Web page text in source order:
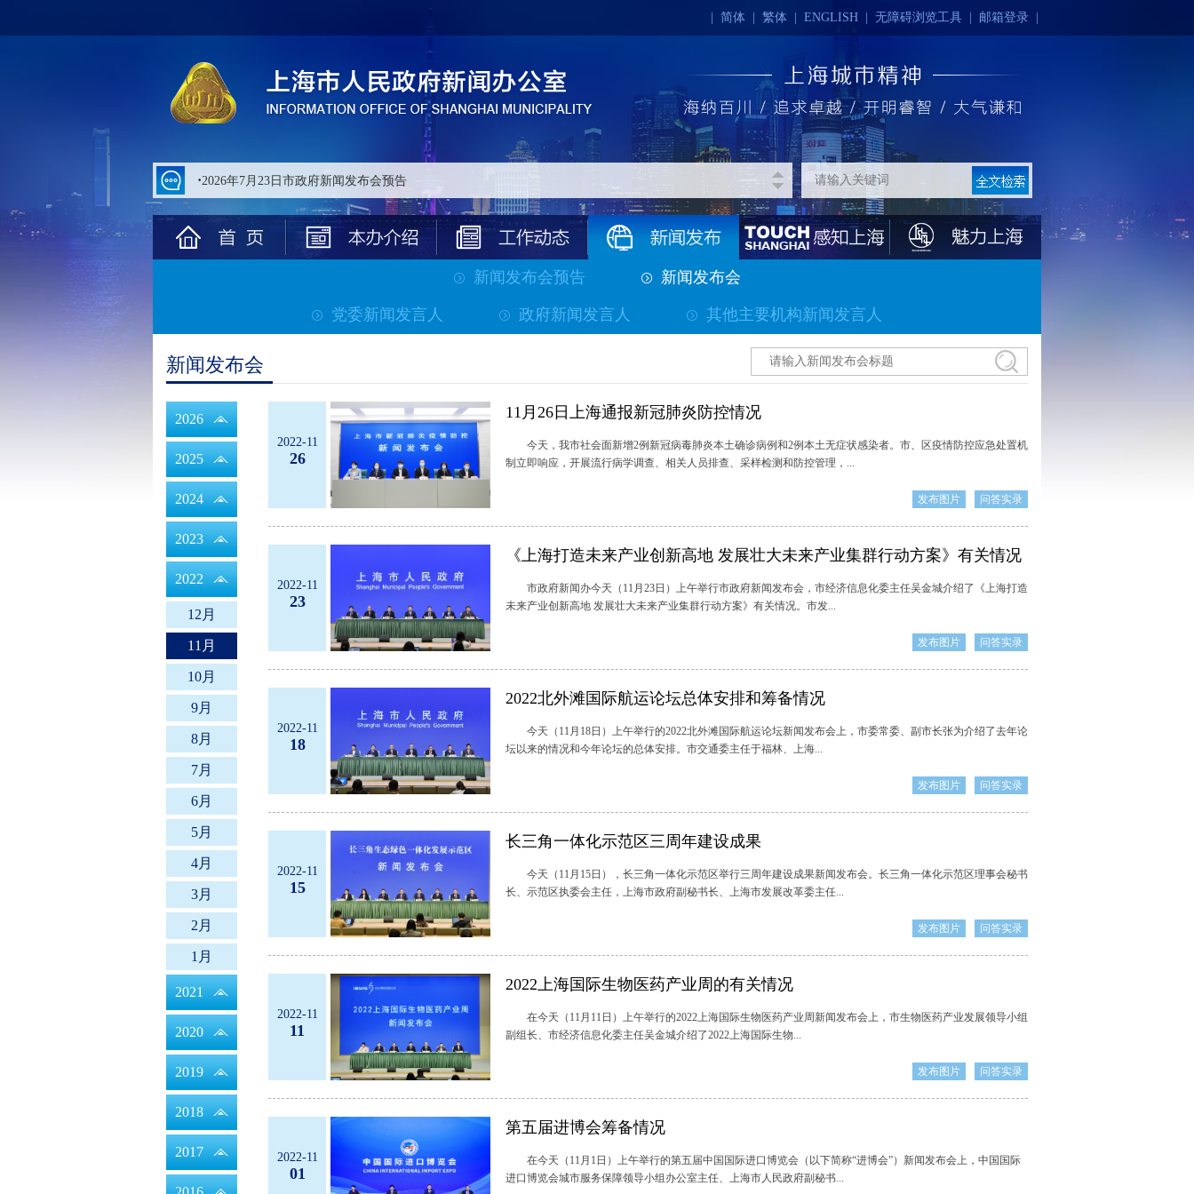
邮箱登录
无障碍浏览工具
ENGLISH
繁体
简体
跳
转
到
网
航
主
新闻发布会预告 新闻发布会
党委新闻发言人 政府新闻发言人 其他主要机构新闻发言人
新闻发布会
2026
2025
2024
2023
2022
12月
11月
10月
9月
8月
7月
6月
5月
4月
3月
2月
1月
2021
2020
2019
2018
2017
2022-11
26
11月26日上海通报新冠肺炎防控情况
今天，我市社会面新增2例新冠病毒肺炎本土确诊病例和2例本土无症状感染者。市、区疫情防控应急处置机
制立即响应，开展流行病学调查、相关人员排查、采样检测和防控管理，...
问答实录
发布图片
2022-11
23
《上海打造未来产业创新高地 发展壮大未来产业集群行动方案》有关情况
市政府新闻办今天（11月23日）上午举行市政府新闻发布会，市经济信息化委主任吴金城介绍了《上海打造
未来产业创新高地 发展壮大未来产业集群行动方案》有关情况。市发...
问答实录
发布图片
2022-11
18
2022北外滩国际航运论坛总体安排和筹备情况
今天（11月18日）上午举行的2022北外滩国际航运论坛新闻发布会上，市委常委、副市长张为介绍了去年论
坛以来的情况和今年论坛的总体安排。市交通委主任于福林、上海...
问答实录
发布图片
2022-11
15
长三角一体化示范区三周年建设成果
今天（11月15日），长三角一体化示范区举行三周年建设成果新闻发布会。长三角一体化示范区理事会秘书
长、示范区执委会主任，上海市政府副秘书长、上海市发展改革委主任...
问答实录
发布图片
2022-11
11
2022上海国际生物医药产业周的有关情况
在今天（11月11日）上午举行的2022上海国际生物医药产业周新闻发布会上，市生物医药产业发展领导小组
副组长、市经济信息化委主任吴金城介绍了2022上海国际生物...
问答实录
发布图片
2022-11
01
第五届进博会筹备情况
在今天（11月1日）上午举行的第五届中国国际进口博览会（以下简称“进博会”）新闻发布会上，中国国际
进口博览会城市服务保障领导小组办公室主任、上海市人民政府副秘书...